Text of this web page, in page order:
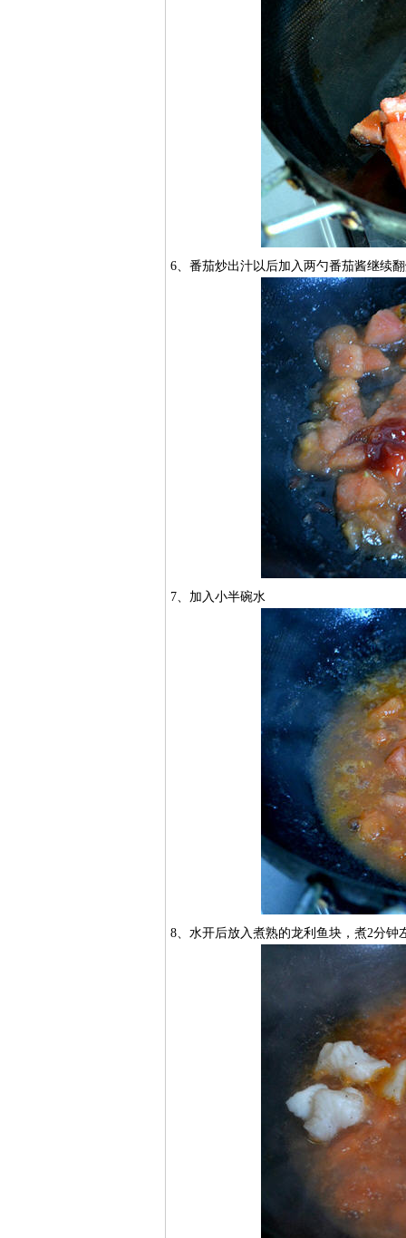
6、番茄炒出汁以后加入两勺番茄酱继续
7、加入小半碗水
8、水开后放入煮熟的龙利鱼块，煮2分钟